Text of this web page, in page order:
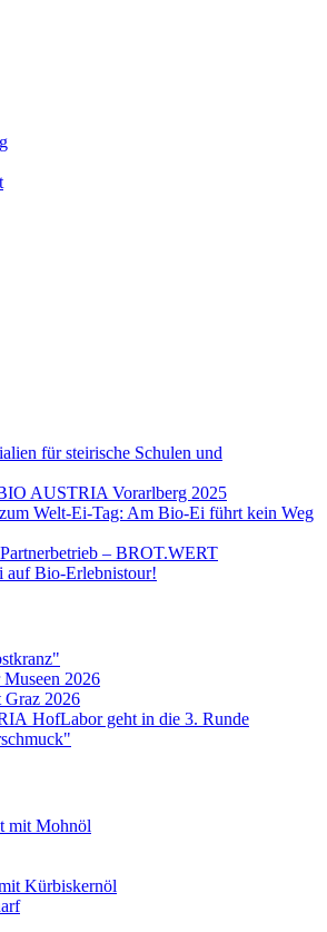
für steirische Schulen und
AUSTRIA Vorarlberg 2025
Welt-Ei-Tag: Am Bio-Ei führt kein Weg
– BROT.WERT
Bio-Erlebnistour!
2026
2026
HofLabor geht in die 3. Runde
mit Mohnöl
Kürbiskernöl